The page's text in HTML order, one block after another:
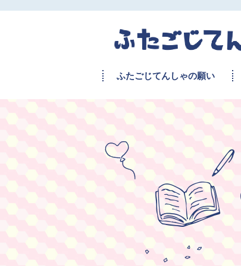
ふたごじてんしゃの願い